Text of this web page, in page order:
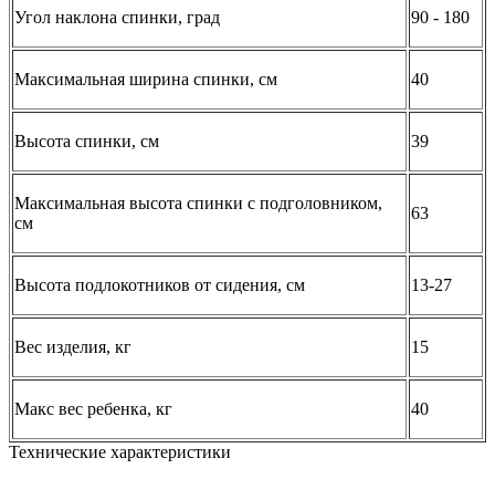
Угол наклона спинки, град 90 - 180
Максимальная ширина спинки, см 40
Высота спинки, см 39
Максимальная высота спинки с подголовником,
см
63
Высота подлокотников от сидения, см 13-27
Вес изделия, кг 15
Макс вес ребенка, кг 40
Технические характеристики